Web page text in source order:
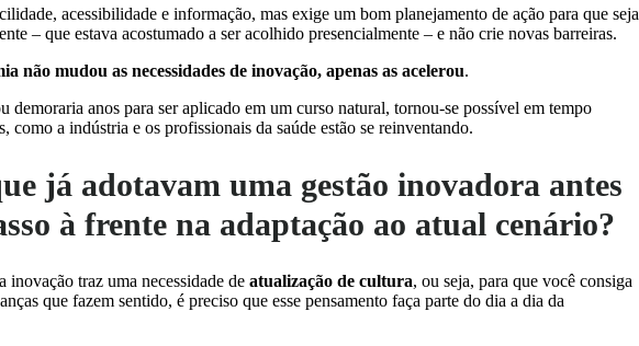
acessibilidade e informação, mas exige um bom planejamento de ação para que seja
– que estava acostumado a ser acolhido presencialmente – e não crie novas barreiras.
não mudou as necessidades de inovação, apenas as acelerou.
demoraria anos para ser aplicado em um curso natural, tornou-se possível em tempo
como a indústria e os profissionais da saúde estão se reinventando.
já adotavam uma gestão inovadora antes
à frente na adaptação ao atual cenário?
inovação traz uma necessidade de atualização de cultura, ou seja, para que você consiga
que fazem sentido, é preciso que esse pensamento faça parte do dia a dia da